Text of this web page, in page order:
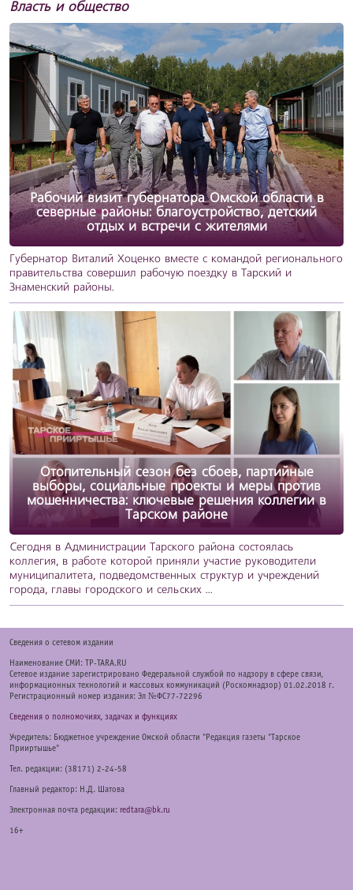
Власть и общество
Рабочий визит губернатора Омской области в
северные районы: благоустройство, детский
отдых и встречи с жителями
Губернатор Виталий Хоценко вместе с командой регионального
правительства совершил рабочую поездку в Тарский и
Знаменский районы.
Отопительный сезон без сбоев, партийные
выборы, социальные проекты и меры против
мошенничества: ключевые решения коллегии в
Тарском районе
Сегодня в Администрации Тарского района состоялась
коллегия, в работе которой приняли участие руководители
муниципалитета, подведомственных структур и учреждений
города, главы городского и сельских ...
Cведения о сетевом издании
Наименование СМИ: TP-TARA.RU
Сетевое издание зарегистрировано Федеральной службой по надзору в сфере связи,
информационных технологий и массовых коммуникаций (Роскомнадзор) 01.02.2018 г.
Регистрационный номер издания: Эл №ФС77-72296
Сведения о полномочиях, задачах и функциях
Учредитель: Бюджетное учреждение Омской области "Редакция газеты "Тарское
Прииртышье"
Тел. редакции: (38171) 2-24-58
Главный редактор: Н.Д. Шатова
Электронная почта редакции: redtara@bk.ru
16+